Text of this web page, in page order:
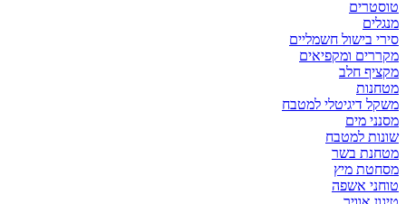
טוסטרים
מנגלים
סירי בישול חשמליים
מקררים ומקפיאים
מקציף חלב
מטחנות
משקל דיגיטלי למטבח
מסנני מים
שונות למטבח
מטחנת בשר
מסחטת מיץ
טוחני אשפה